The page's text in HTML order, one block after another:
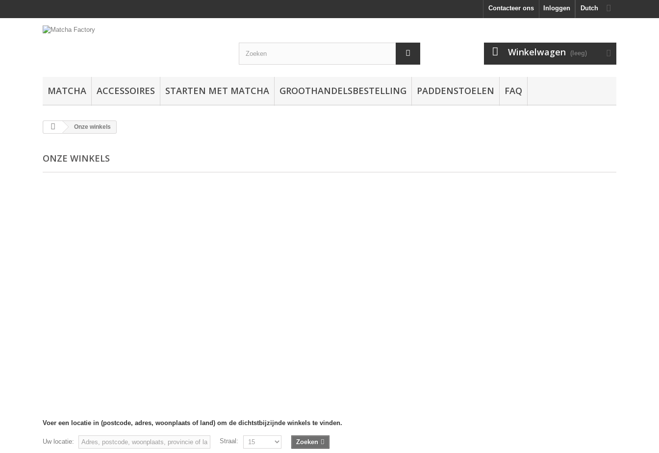
Dutch
Inloggen
Contacteer ons
Winkelwagen (leeg)
MATCHA ACCESSOIRES STARTEN MET MATCHA GROOTHANDELSBESTELLING PADDENSTOELEN FAQ
Onze winkels
ONZE WINKELS
Voer een locatie in (postcode, adres, woonplaats of land) om de dichtstbijzijnde winkels te vinden.
Uw locatie: Straal: Zoeken